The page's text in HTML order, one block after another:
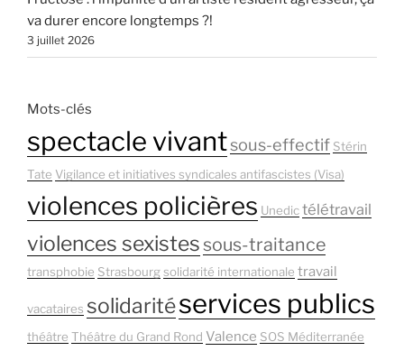
va durer encore longtemps ?!
3 juillet 2026
Mots-clés
spectacle vivantsous-effectif Stérin
Tate Vigilance et initiatives syndicales antifascistes (Visa)
violences policières Unedictélétravail
violences sexistessous-traitance
transphobie Strasbourgsolidarité internationale travail
vacataires solidaritéservices publics
théâtre Théâtre du Grand Rond Valence SOS Méditerranée